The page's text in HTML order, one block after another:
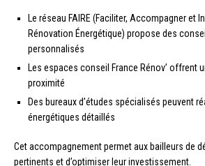
Le réseau FAIRE (Faciliter, Accompagner et
Rénovation Énergétique) propose des
personnalisés
Les espaces conseil France Rénov’ offrent
proximité
Des bureaux d’études spécialisés peuvent
énergétiques détaillés
Cet accompagnement permet aux bailleurs de
pertinents et d’optimiser leur investissement.